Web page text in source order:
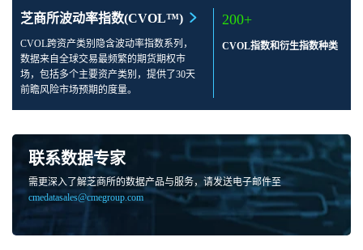
芝商所波动率指数(CVOL™)
CVOL跨资产类别隐含波动率指数系列，
数据来自全球交易最频繁的期货期权市
场，包括多个主要资产类别，提供了30天
前瞻风险市场预期的度量。
200+
CVOL指数和衍生指数种类
联系数据专家
需更深入了解芝商所的数据产品与服务，请发送电子邮件至
cmedatasales@cmegroup.com